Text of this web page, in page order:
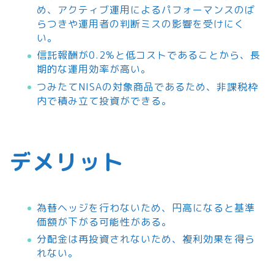
め、アクティブ運用によるパフォーマンスのば
らつきや運用者の判断ミスの影響を受けにく
い。
信託報酬が0.2%と低コストであることから、長
期的な運用効率が高い。
つみたてNISAの対象商品であるため、非課税枠
内で積み立て投資ができる。
デメリット
為替ヘッジを行わないため、円高になると基準
価額が下がる可能性がある。
分配金は再投資されないため、複利効果を得ら
れない。